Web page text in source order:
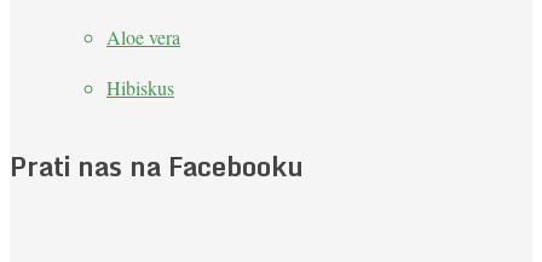
Aloe vera
Hibiskus
Prati nas na Facebooku